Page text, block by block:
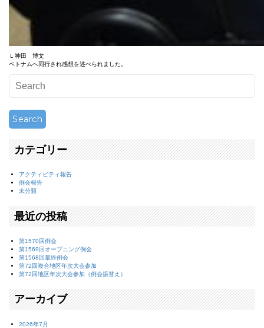
Ｌ神田 博文
ベトナムへ同行され感想を述べられました。
カテゴリー
アクティビティ報告
例会報告
未分類
最近の投稿
第1570回例会
第1569回オープニング例会
第1568回最終例会
第72回複合地区年次大会参加
第72回地区年次大会参加（例会振替え）
アーカイブ
2026年7月